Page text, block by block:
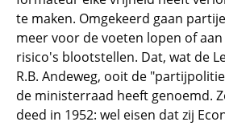
te maken. Omgekeerd gaan
meer voor de voeten lopen of
risico's blootstellen. Dat, wat de
R.B. Andeweg, ooit de
de ministerraad heeft genoemd.
deed in 1952: wel eisen dat zij